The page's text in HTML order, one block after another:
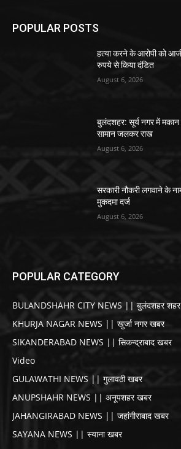
POPULAR POSTS
हत्या करने के आरोपी को
रुपये से किया दंडित
August 6, 2026
बुलंदशहर: सूर्य नगर में
सामान जलकर राख
August 6, 2026
सरकारी नौकरी लगवाने के
मुकदमा दर्ज
August 6, 2026
POPULAR CATEGORY
BULANDSHAHR CITY NEWS || बुलंदशहर
KHURJA NAGAR NEWS || खुर्जा नगर खबर
SIKANDERABAD NEWS || सिकन्द्राबाद खबर
Video
GULAWATHI NEWS || गुलावठी खबर
ANUPSHAHR NEWS || अनूपशहर खबर
JAHANGIRABAD NEWS || जहांगीराबाद खबर
SAYANA NEWS || स्याना खबर